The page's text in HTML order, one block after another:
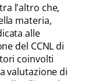
l'altro che,
materia,
alle
del CCNL di
coinvolti
valutazione di